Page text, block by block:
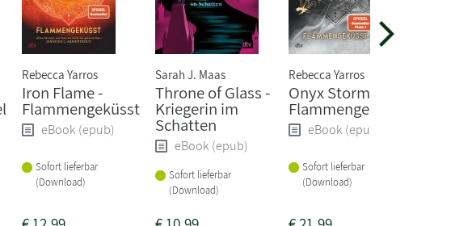
Rebecca Yarros
Iron Flame -
Flammengeküsst
eBook (epub)
Sofort lieferbar
(Download)
Sarah J. Maas
Throne of Glass -
Kriegerin im
Schatten
eBook (epub)
Sofort lieferbar
(Download)
Rebecca Yarros
Onyx Storm -
Flammengeküsst
eBook (epub)
Sofort lieferbar
(Download)